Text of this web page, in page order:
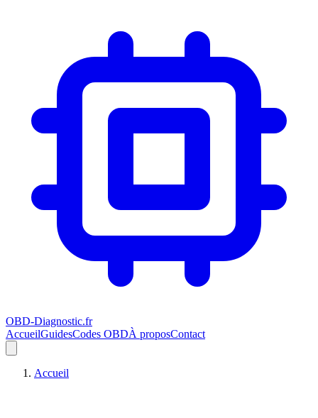
OBD-Diagnostic.fr
AccueilGuidesCodes OBDÀ proposContact
Accueil